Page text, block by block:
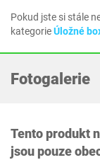
Pokud jste si stále
kategorieÚložné
Fotogalerie
Tento produkt
jsou pouze